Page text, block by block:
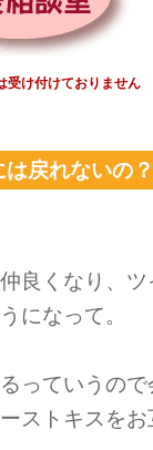
受け付けておりません
は戻れないの？
良くなり、
になって。
っていうの
ストキスを